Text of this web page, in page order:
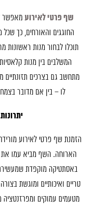
שף פרטי לאירוע מאפשר
החוגגים והאורחים, כך
תוכלו לבחור מנות ראשונות
המשלבים בין מנות
מתחשב גם בצרכים תזונתיים
לו – בין אם מדובר
הזמנת שף פרטי לאירוע
הארוחה. השף מביא עמו את
באסתטיקה מוקפדת שמעשירה
טריים ואיכותיים ומוגשת
מטעמים עמוקים ומפרזנטציה